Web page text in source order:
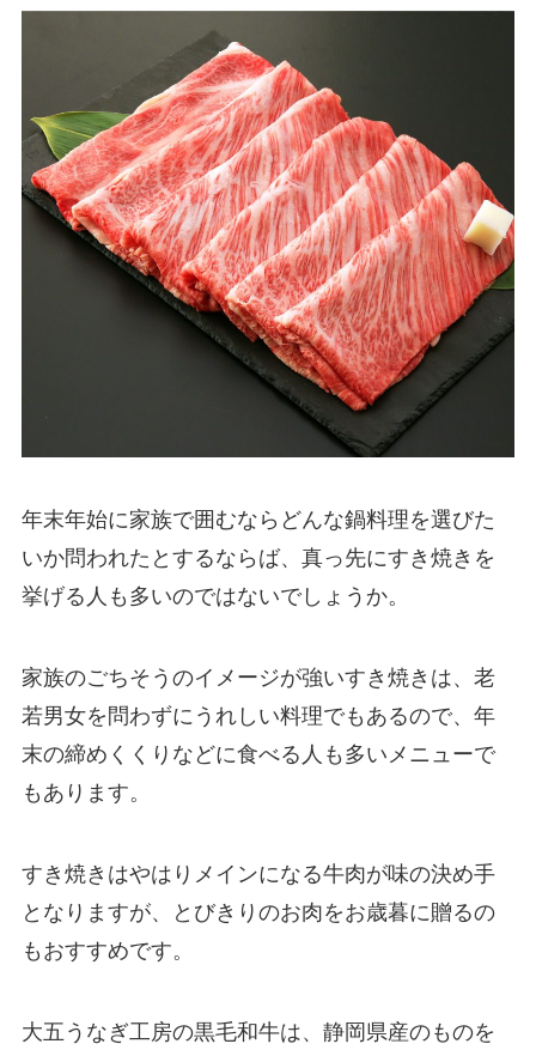
年末年始に家族で囲むならどんな鍋料理を選びた
いか問われたとするならば、真っ先にすき焼きを
挙げる人も多いのではないでしょうか。
家族のごちそうのイメージが強いすき焼きは、老
若男女を問わずにうれしい料理でもあるので、年
末の締めくくりなどに食べる人も多いメニューで
もあります。
すき焼きはやはりメインになる牛肉が味の決め手
となりますが、とびきりのお肉をお歳暮に贈るの
もおすすめです。
大五うなぎ工房の黒毛和牛は、静岡県産のものを